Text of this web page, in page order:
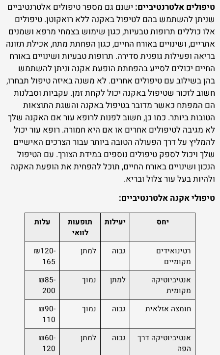
טיפולים אלטרנטיביים: ישנם גם מספר טיפולים אלטרנטיביים
שניתן להשתמש בהם לטיפול באקנה ללא רואקוטן. טיפולים
אלו כוללים תרופות טבעיות, כגון שימוש בצמחי מרפא ושמנים
אתריים, ושינויים באורח החיים, כגון הפחתת מתח, אכילת תזונה
בריאה ופעילות גופנית סדירה. תרופות טבעיות ושינויים באורח
החיים יכולים לסייע בהפחתת הופעת אקנה וניתן להשתמש
בהן בשילוב עם טיפולים אחרים. לא משנה באיזה טיפול תבחרו,
חשוב לזכור שטיפול באקנה יכול לקחת זמן. עקביות וסבלנות
הם המפתח כאשר מדובר בטיפול באקנה והשגת התוצאות
הטובות ביותר. כמו כן, חשוב לפנות לרופא עור אם האקנה שלך
לא מגיבה לטיפולים אחרים או אם היא חמורה. רופא עור יכול
להמליץ על דרך הפעולה הטובה ביותר עבור הצרכים האישיים
שלך ויכול לספק טיפולים נוספים במידת הצורך. עם הטיפול
הנכון ושינויים באורח החיים, תוכל להפחית את הופעת האקנה
ולהיות בעל עור צלול ובריא.
טיפולי אקנה אלטרנטיביים:
יחס יעילות
תופעות
לוואי
עלות
רטינואידים
מקומיים
גבוה למתן
₪120-
165
אנטיביוטיקה
מקומית
למתן נמוך
₪85-
200
חומצה אזלאית
גבוה נמוך
₪90-
110
אנטיביוטיקה דרך
הפה
גבוה למתן
₪60-
120